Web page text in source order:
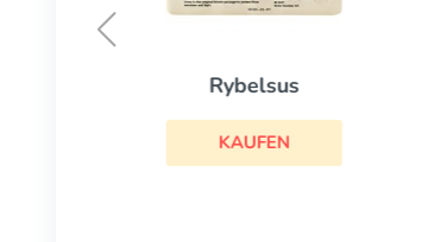
Rybelsus
KAUFEN